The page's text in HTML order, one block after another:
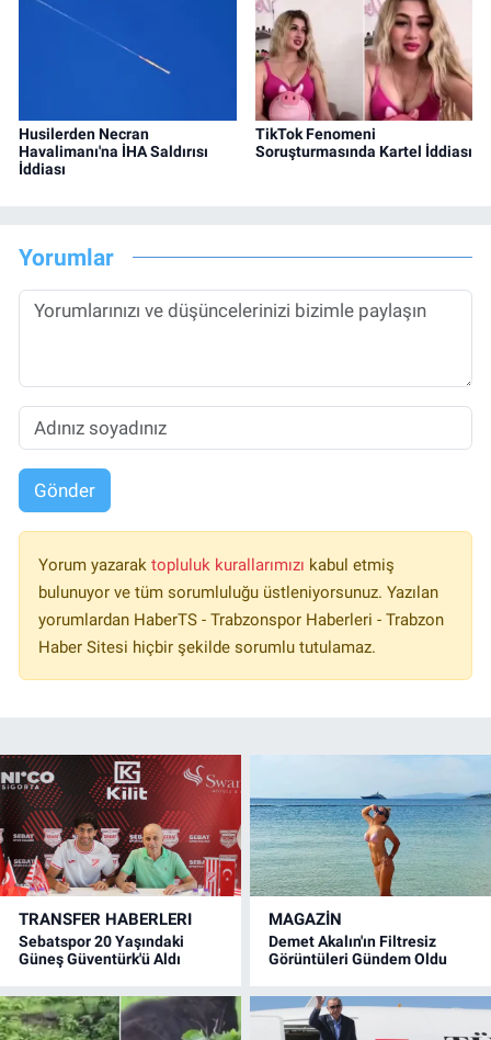
Husilerden Necran
Havalimanı'na İHA Saldırısı
İddiası
TikTok Fenomeni
Soruşturmasında Kartel İddiası
Yorumlar
Gönder
Yorum yazarak topluluk kurallarımızı kabul etmiş
bulunuyor ve tüm sorumluluğu üstleniyorsunuz. Yazılan
yorumlardan HaberTS - Trabzonspor Haberleri - Trabzon
Haber Sitesi hiçbir şekilde sorumlu tutulamaz.
TRANSFER HABERLERI
Sebatspor 20 Yaşındaki
Güneş Güventürk'ü Aldı
MAGAZİN
Demet Akalın'ın Filtresiz
Görüntüleri Gündem Oldu